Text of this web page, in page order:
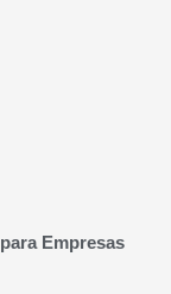
Empresas